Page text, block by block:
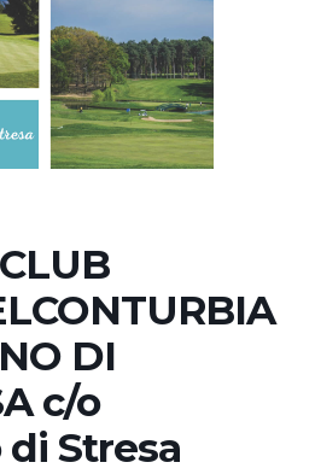
DI
c/o
Stresa